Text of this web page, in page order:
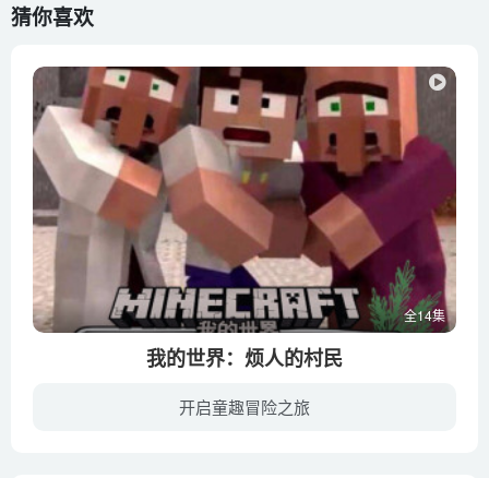
90 大战丧尸
88 作弊行为
87 过场戏
86 过场戏
······共115集······
猜你喜欢
全14集
我的世界：烦人的村民
开启童趣冒险之旅